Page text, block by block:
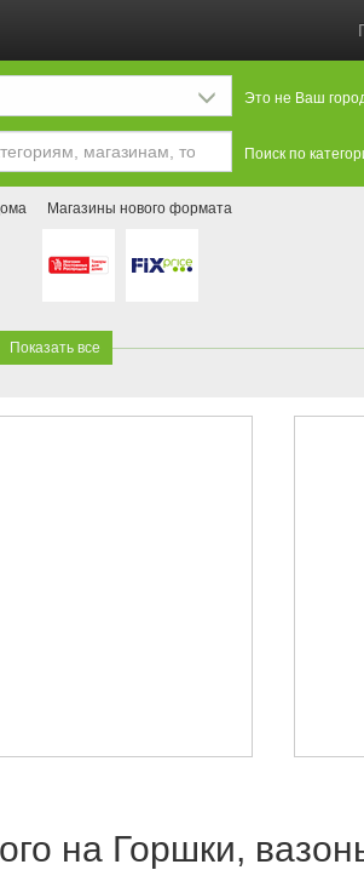
Это не Ваш
Поиск по
Магазины нового формата
Показать все
на Горшки,